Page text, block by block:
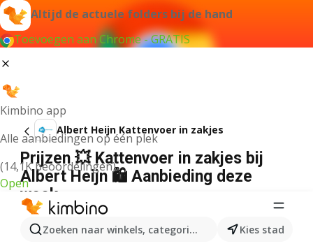
Altijd de actuele folders bij de hand
Toevoegen aan Chrome - GRATIS
Kimbino app
Alle aanbiedingen op één plek
(14,1K beoordelingen)
Open
Zoeken naar winkels, categorieën, producten...
Kies stad
Albert Heijn Kattenvoer in zakjes
Prijzen 💥 Kattenvoer in zakjes bij
Albert Heijn 🛍️ Aanbieding deze
week
Wij konden geen resultaten vinden voor die term.
Andere producten in winkels Albert